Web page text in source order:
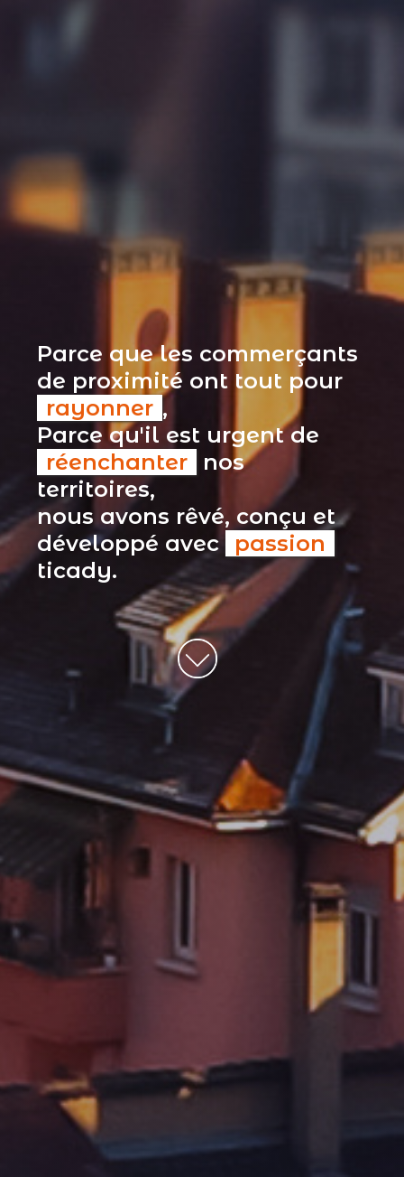
Parce que les commerçants
de proximité ont tout pour
rayonner ,
Parce qu'il est urgent de
réenchanter
nos
territoires,
nous avons rêvé, conçu et
développé avec passion
ticady.